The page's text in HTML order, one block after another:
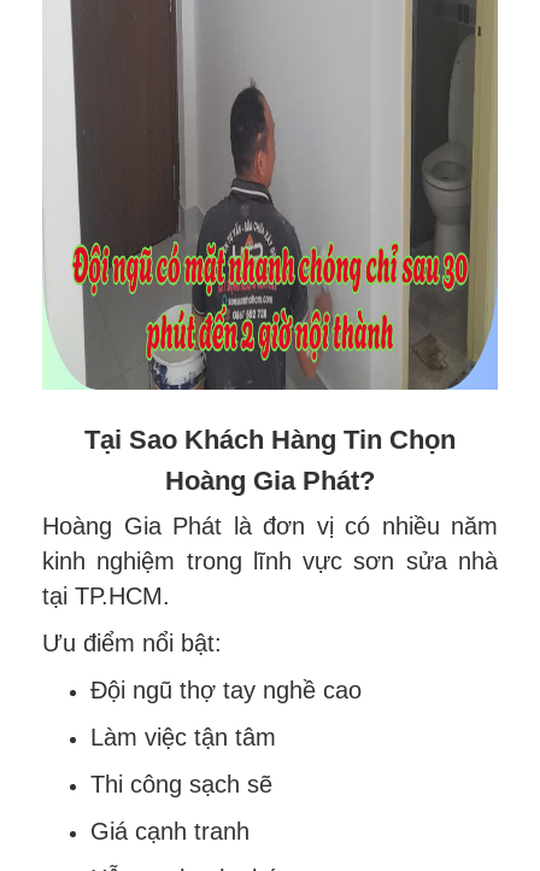
Tại Sao Khách Hàng Tin Chọn
Hoàng Gia Phát?
Hoàng Gia Phát là đơn vị có nhiều năm
kinh nghiệm trong lĩnh vực sơn sửa nhà
tại TP.HCM.
Ưu điểm nổi bật:
Đội ngũ thợ tay nghề cao
Làm việc tận tâm
Thi công sạch sẽ
Giá cạnh tranh